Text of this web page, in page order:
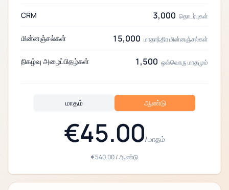
CRM 3,000 தொடர்புகள்
மின்னஞ்சல்கள் 15,000 மாதாந்திர மின்னஞ்சல்கள்
நிகழ்வு அழைப்பிதழ்கள் 1,500 ஒவ்வொரு மாதமும்
மாதம் ஆண்டு
€45.00/மாதம்
€540.00/ஆண்டு